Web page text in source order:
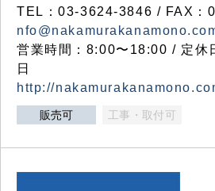
TEL：03-3624-3846 / FAX：
営業時間：8:00〜18:00 / 定休
日
http://
販売可 工事・取付可